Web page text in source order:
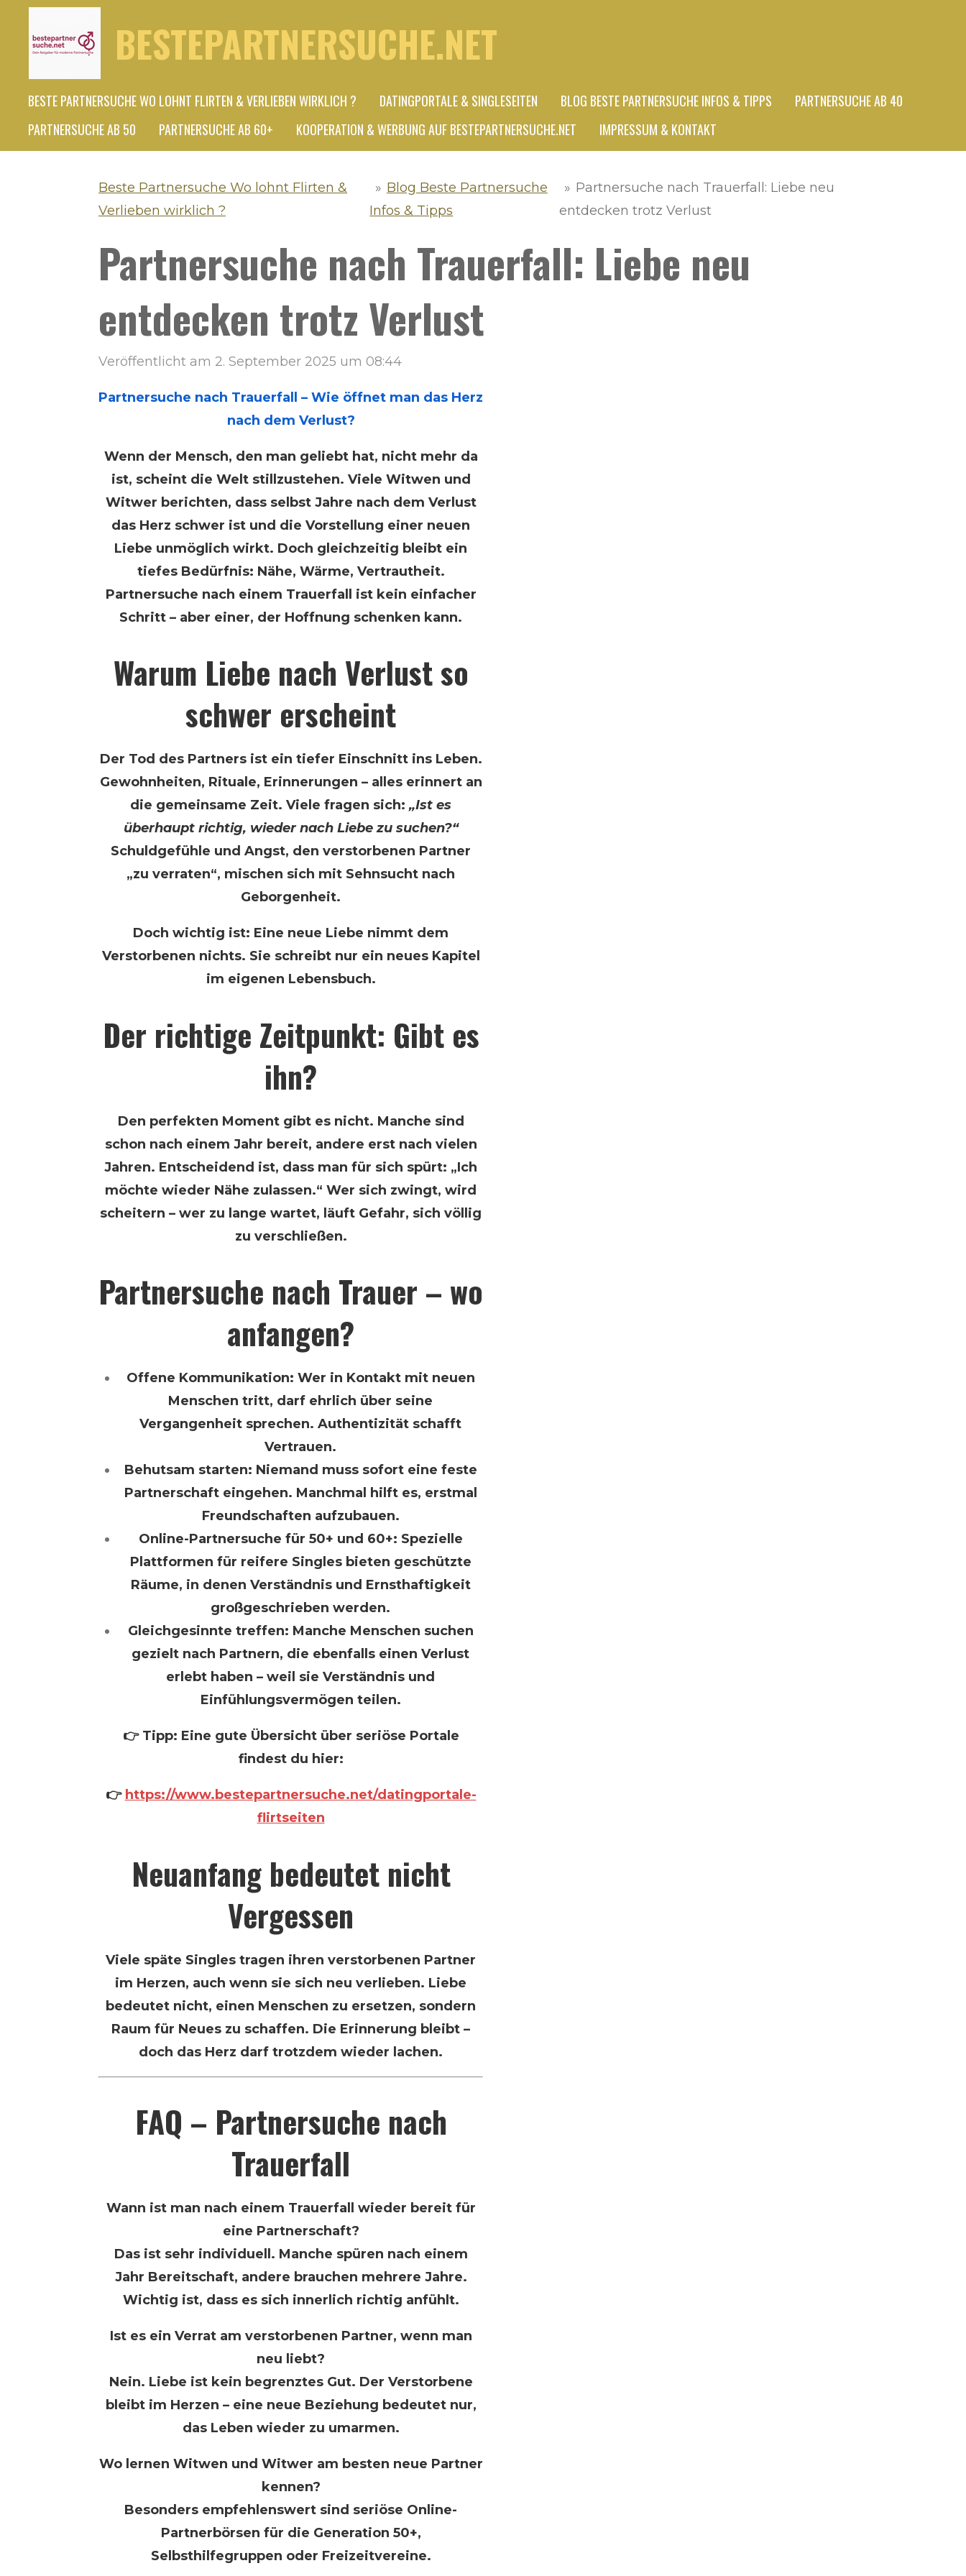
Hauptinhalt
BESTEPARTNERSUCHE.NET
BESTE PARTNERSUCHE WO LOHNT FLIRTEN & VERLIEBEN WIRKLICH ? DATINGPORTALE & SINGLESEITEN BLOG BESTE PARTNERSUCHE INFOS & TIPPS
PARTNERSUCHE AB 40
PARTNERSUCHE AB 50
PARTNERSUCHE AB 60+ KOOPERATION & WERBUNG AUF BESTEPARTNERSUCHE.NET IMPRESSUM & KONTAKT
Beste Partnersuche Wo lohnt Flirten &
Verlieben wirklich ?
» Blog Beste Partnersuche
Infos & Tipps
» Partnersuche nach Trauerfall: Liebe neu
entdecken trotz Verlust
Partnersuche nach Trauerfall: Liebe neu
entdecken trotz Verlust
Veröffentlicht am 2. September 2025 um 08:44
Partnersuche nach Trauerfall – Wie öffnet man das Herz
nach dem Verlust?
Wenn der Mensch, den man geliebt hat, nicht mehr da
ist, scheint die Welt stillzustehen. Viele Witwen und
Witwer berichten, dass selbst Jahre nach dem Verlust
das Herz schwer ist und die Vorstellung einer neuen
Liebe unmöglich wirkt. Doch gleichzeitig bleibt ein
tiefes Bedürfnis: Nähe, Wärme, Vertrautheit.
Partnersuche nach einem Trauerfall ist kein einfacher
Schritt – aber einer, der Hoffnung schenken kann.
Warum Liebe nach Verlust so
schwer erscheint
Der Tod des Partners ist ein tiefer Einschnitt ins Leben.
Gewohnheiten, Rituale, Erinnerungen – alles erinnert an
die gemeinsame Zeit. Viele fragen sich: „Ist es
überhaupt richtig, wieder nach Liebe zu suchen?“
Schuldgefühle und Angst, den verstorbenen Partner
„zu verraten“, mischen sich mit Sehnsucht nach
Geborgenheit.
Doch wichtig ist: Eine neue Liebe nimmt dem
Verstorbenen nichts. Sie schreibt nur ein neues Kapitel
im eigenen Lebensbuch.
Der richtige Zeitpunkt: Gibt es
ihn?
Den perfekten Moment gibt es nicht. Manche sind
schon nach einem Jahr bereit, andere erst nach vielen
Jahren. Entscheidend ist, dass man für sich spürt: „Ich
möchte wieder Nähe zulassen.“ Wer sich zwingt, wird
scheitern – wer zu lange wartet, läuft Gefahr, sich völlig
zu verschließen.
Partnersuche nach Trauer – wo
anfangen?
Offene Kommunikation: Wer in Kontakt mit neuen
Menschen tritt, darf ehrlich über seine
Vergangenheit sprechen. Authentizität schafft
Vertrauen.
Behutsam starten: Niemand muss sofort eine feste
Partnerschaft eingehen. Manchmal hilft es, erstmal
Freundschaften aufzubauen.
Online-Partnersuche für 50+ und 60+: Spezielle
Plattformen für reifere Singles bieten geschützte
Räume, in denen Verständnis und Ernsthaftigkeit
großgeschrieben werden.
Gleichgesinnte treffen: Manche Menschen suchen
gezielt nach Partnern, die ebenfalls einen Verlust
erlebt haben – weil sie Verständnis und
Einfühlungsvermögen teilen.
👉 Tipp: Eine gute Übersicht über seriöse Portale
findest du hier:
👉 https://www.bestepartnersuche.net/datingportale-
flirtseiten
Neuanfang bedeutet nicht
Vergessen
Viele späte Singles tragen ihren verstorbenen Partner
im Herzen, auch wenn sie sich neu verlieben. Liebe
bedeutet nicht, einen Menschen zu ersetzen, sondern
Raum für Neues zu schaffen. Die Erinnerung bleibt –
doch das Herz darf trotzdem wieder lachen.
FAQ – Partnersuche nach
Trauerfall
Wann ist man nach einem Trauerfall wieder bereit für
eine Partnerschaft?
Das ist sehr individuell. Manche spüren nach einem
Jahr Bereitschaft, andere brauchen mehrere Jahre.
Wichtig ist, dass es sich innerlich richtig anfühlt.
Ist es ein Verrat am verstorbenen Partner, wenn man
neu liebt?
Nein. Liebe ist kein begrenztes Gut. Der Verstorbene
bleibt im Herzen – eine neue Beziehung bedeutet nur,
das Leben wieder zu umarmen.
Wo lernen Witwen und Witwer am besten neue Partner
kennen?
Besonders empfehlenswert sind seriöse Online-
Partnerbörsen für die Generation 50+,
Selbsthilfegruppen oder Freizeitvereine.